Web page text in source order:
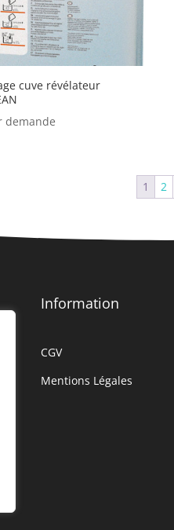
cuve révélateur
demande
1 2
Information
CGV
Mentions Légales